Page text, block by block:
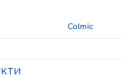
Colmic